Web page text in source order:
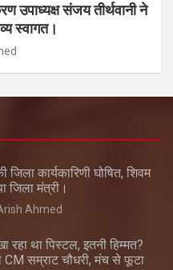
उपाध्यक्ष संजय तीर्थवानी ने
स्वागत।
जिला कार्यकारिणी घोषित, शिवम
जिला मंत्री।
Ahmed
रहा था पिस्टल, इतनी हिम्मत?
CM सम्राट चौधरी, मंच से फूटा